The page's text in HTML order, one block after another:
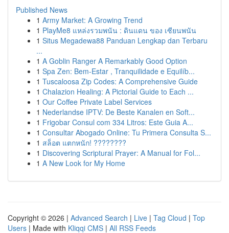
Published News
1 Army Market: A Growing Trend
1 PlayMe8 แหล่งรวมพนัน : ดินแดน ของ เซียนพนัน
1 Situs Megadewa88 Panduan Lengkap dan Terbaru
...
1 A Goblin Ranger A Remarkably Good Option
1 Spa Zen: Bem-Estar , Tranquilidade e Equilíb...
1 Tuscaloosa Zip Codes: A Comprehensive Guide
1 Chalazion Healing: A Pictorial Guide to Each ...
1 Our Coffee Private Label Services
1 Nederlandse IPTV: De Beste Kanalen en Soft...
1 Frigobar Consul com 334 Litros: Este Guia A...
1 Consultar Abogado Online: Tu Primera Consulta S...
1 สล็อต แตกหนัก! ????????
1 Discovering Scriptural Prayer: A Manual for Fol...
1 A New Look for My Home
Copyright © 2026 | Advanced Search | Live | Tag Cloud | Top
Users | Made with Kliqqi CMS | All RSS Feeds